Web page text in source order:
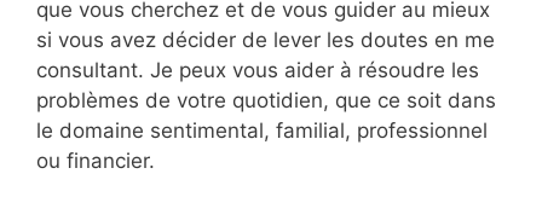
que vous cherchez et de vous guider au mieux
si vous avez décider de lever les doutes en me
consultant. Je peux vous aider à résoudre les
problèmes de votre quotidien, que ce soit dans
le domaine sentimental, familial, professionnel
ou financier.